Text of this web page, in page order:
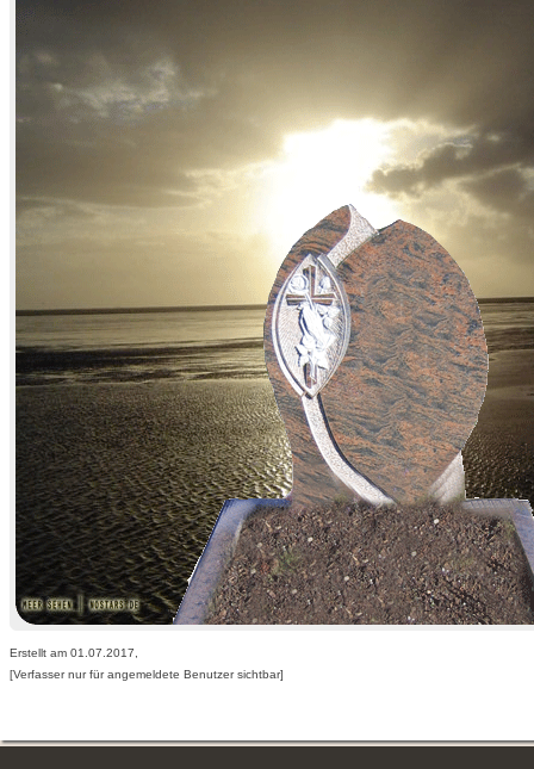
Erstellt am 01.07.2017,
[Verfasser nur für angemeldete Benutzer sichtbar]